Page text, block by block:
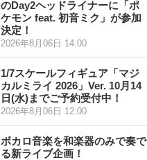
のDay2ヘッドライナーに「ポ
ケモン feat. 初音ミク」が参加
決定！
2026年8月06日 14:00
1/7スケールフィギュア「マジ
カルミライ 2026」Ver. 10月14
日(水)までご予約受付中！
2026年8月06日 12:00
ボカロ音楽を和楽器のみで奏で
る新ライブ企画！